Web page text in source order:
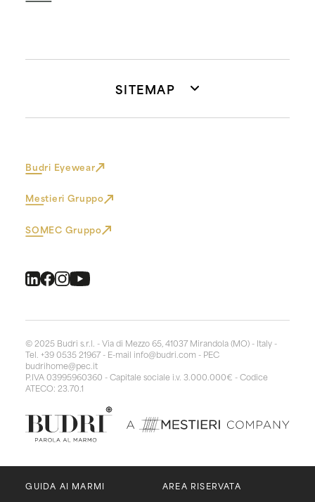
SITEMAP
Budri Eyewear
Mestieri Gruppo
SOMEC Gruppo
© 2025 Budri s.r.l. - Via di Mezzo 65, 41037 Mirandola (MO) - Italy -
Tel. +39 0535 21967 - E-mail info@budri.com - PEC
budrihome@pec.it
P.IVA 03995960360 - Capitale sociale i.v. 3.000.000€ - Codice
ATECO: 23.70.1
GUIDA AI MARMI
AREA RISERVATA